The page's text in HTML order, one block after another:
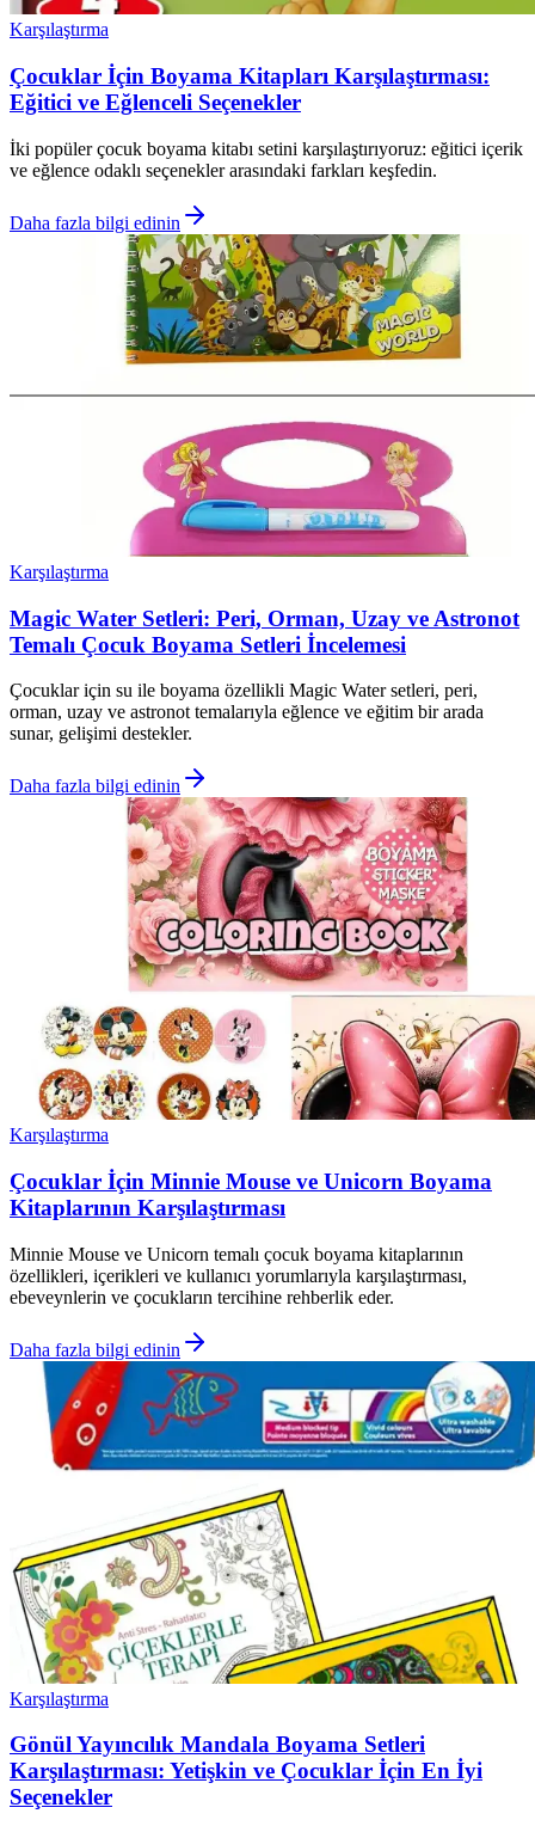
Karşılaştırma
Çocuklar İçin Boyama Kitapları Karşılaştırması:
Eğitici ve Eğlenceli Seçenekler
İki popüler çocuk boyama kitabı setini karşılaştırıyoruz: eğitici içerik
ve eğlence odaklı seçenekler arasındaki farkları keşfedin.
Daha fazla bilgi edinin
Karşılaştırma
Magic Water Setleri: Peri, Orman, Uzay ve Astronot
Temalı Çocuk Boyama Setleri İncelemesi
Çocuklar için su ile boyama özellikli Magic Water setleri, peri,
orman, uzay ve astronot temalarıyla eğlence ve eğitim bir arada
sunar, gelişimi destekler.
Daha fazla bilgi edinin
Karşılaştırma
Çocuklar İçin Minnie Mouse ve Unicorn Boyama
Kitaplarının Karşılaştırması
Minnie Mouse ve Unicorn temalı çocuk boyama kitaplarının
özellikleri, içerikleri ve kullanıcı yorumlarıyla karşılaştırması,
ebeveynlerin ve çocukların tercihine rehberlik eder.
Daha fazla bilgi edinin
Karşılaştırma
Gönül Yayıncılık Mandala Boyama Setleri
Karşılaştırması: Yetişkin ve Çocuklar İçin En İyi
Seçenekler